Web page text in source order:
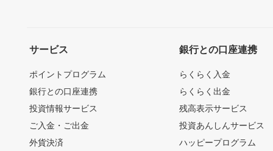
サービス
ポイントプログラム
銀行との口座連携
投資情報サービス
ご入金・ご出金
外貨決済
銀行との口座連携
らくらく入金
らくらく出金
残高表示サービス
投資あんしんサービス
ハッピープログラム